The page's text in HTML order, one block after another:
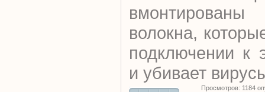
волокна,
подключении к
и убивает
Просмотров: 1184